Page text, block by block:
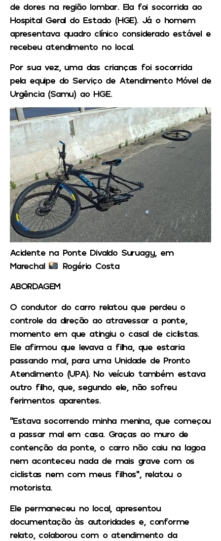
de dores na região lombar. Ela foi socorrida ao
Hospital Geral do Estado (HGE). Já o homem
apresentava quadro clínico considerado estável e
recebeu atendimento no local.
Por sua vez, uma das crianças foi socorrida
pela equipe do Serviço de Atendimento Móvel de
Urgência (Samu) ao HGE.
Acidente na Ponte Divaldo Suruagy, em
Marechal
Rogério Costa
ABORDAGEM
O condutor do carro relatou que perdeu o
controle da direção ao atravessar a ponte,
momento em que atingiu o casal de ciclistas.
Ele afirmou que levava a filha, que estaria
passando mal, para uma Unidade de Pronto
Atendimento (UPA). No veículo também estava
outro filho, que, segundo ele, não sofreu
ferimentos aparentes.
“Estava socorrendo minha menina, que começou
a passar mal em casa. Graças ao muro de
contenção da ponte, o carro não caiu na lagoa
nem aconteceu nada de mais grave com os
ciclistas nem com meus filhos”, relatou o
motorista.
Ele permaneceu no local, apresentou
documentação às autoridades e, conforme
relato, colaborou com o atendimento da